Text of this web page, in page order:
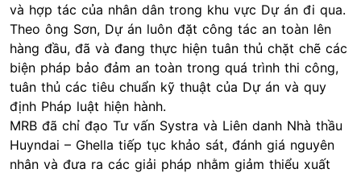
và hợp tác của nhân dân trong khu vực Dự án đi qua.
Theo ông Sơn, Dự án luôn đặt công tác an toàn lên
hàng đầu, đã và đang thực hiện tuân thủ chặt chẽ các
biện pháp bảo đảm an toàn trong quá trình thi công,
tuân thủ các tiêu chuẩn kỹ thuật của Dự án và quy
định Pháp luật hiện hành.
MRB đã chỉ đạo Tư vấn Systra và Liên danh Nhà thầu
Huyndai – Ghella tiếp tục khảo sát, đánh giá nguyên
nhân và đưa ra các giải pháp nhằm giảm thiểu xuất